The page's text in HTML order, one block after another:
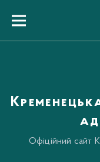
вмістуMenu
Офіційний сайт